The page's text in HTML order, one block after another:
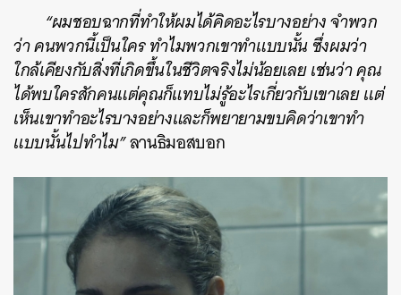
“ผมชอบฉากที่ทำให้ผมได้คิดอะไรบางอย่าง จำพวก
ว่า คนพวกนี้เป็นใคร ทำไมพวกเขาทำแบบนั้น ซึ่งผมว่า
ใกล้เคียงกับสิ่งที่เกิดขึ้นในชีวิตจริงไม่น้อยเลย เช่นว่า คุณ
ได้พบใครสักคนแต่คุณก็แทบไม่รู้อะไรเกี่ยวกับเขาเลย แต่
เห็นเขาทำอะไรบางอย่างและก็พยายามขบคิดว่าเขาทำ
แบบนั้นไปทำไม”ลานธิมอสบอก